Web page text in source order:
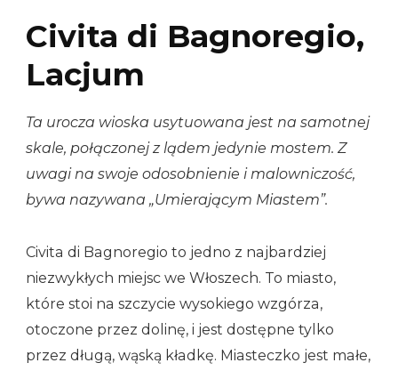
Civita di Bagnoregio,
Lacjum
Ta urocza wioska usytuowana jest na samotnej
skale, połączonej z lądem jedynie mostem. Z
uwagi na swoje odosobnienie i malowniczość,
bywa nazywana „Umierającym Miastem”.
Civita di Bagnoregio to jedno z najbardziej
niezwykłych miejsc we Włoszech. To miasto,
które stoi na szczycie wysokiego wzgórza,
otoczone przez dolinę, i jest dostępne tylko
przez długą, wąską kładkę. Miasteczko jest małe,